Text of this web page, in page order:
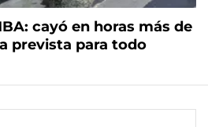
cayó en horas más de
prevista para todo